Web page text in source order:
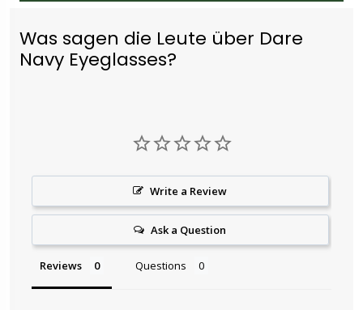
Was sagen die Leute über Dare
Navy Eyeglasses?
Write a Review
Ask a Question
Reviews Questions